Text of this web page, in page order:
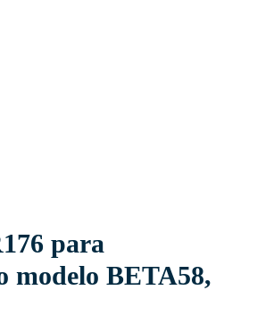
para
modelo BETA58,